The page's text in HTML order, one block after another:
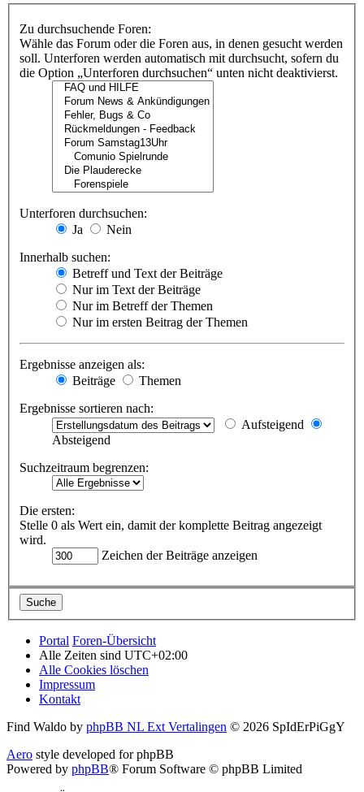
Zu durchsuchende Foren:
Wähle das Forum oder die Foren aus, in denen gesucht werden
soll. Unterforen werden automatisch mit durchsucht, sofern du
die Option „Unterforen durchsuchen“ unten nicht deaktivierst.
Unterforen durchsuchen:
Ja
Nein
Innerhalb suchen:
Betreff und Text der Beiträge
Nur im Text der Beiträge
Nur im Betreff der Themen
Nur im ersten Beitrag der Themen
Ergebnisse anzeigen als:
Beiträge
Themen
Ergebnisse sortieren nach:
Aufsteigend
Absteigend
Suchzeitraum begrenzen:
Die ersten:
Stelle 0 als Wert ein, damit der komplette Beitrag angezeigt
wird.
Zeichen der Beiträge anzeigen
Portal Foren-Übersicht
Alle Zeiten sind UTC+02:00
Alle Cookies löschen
Impressum
Kontakt
Find Waldo by phpBB NL Ext Vertalingen © 2026 SpIdErPiGgY
Aero style developed for phpBB
Powered by phpBB® Forum Software © phpBB Limited